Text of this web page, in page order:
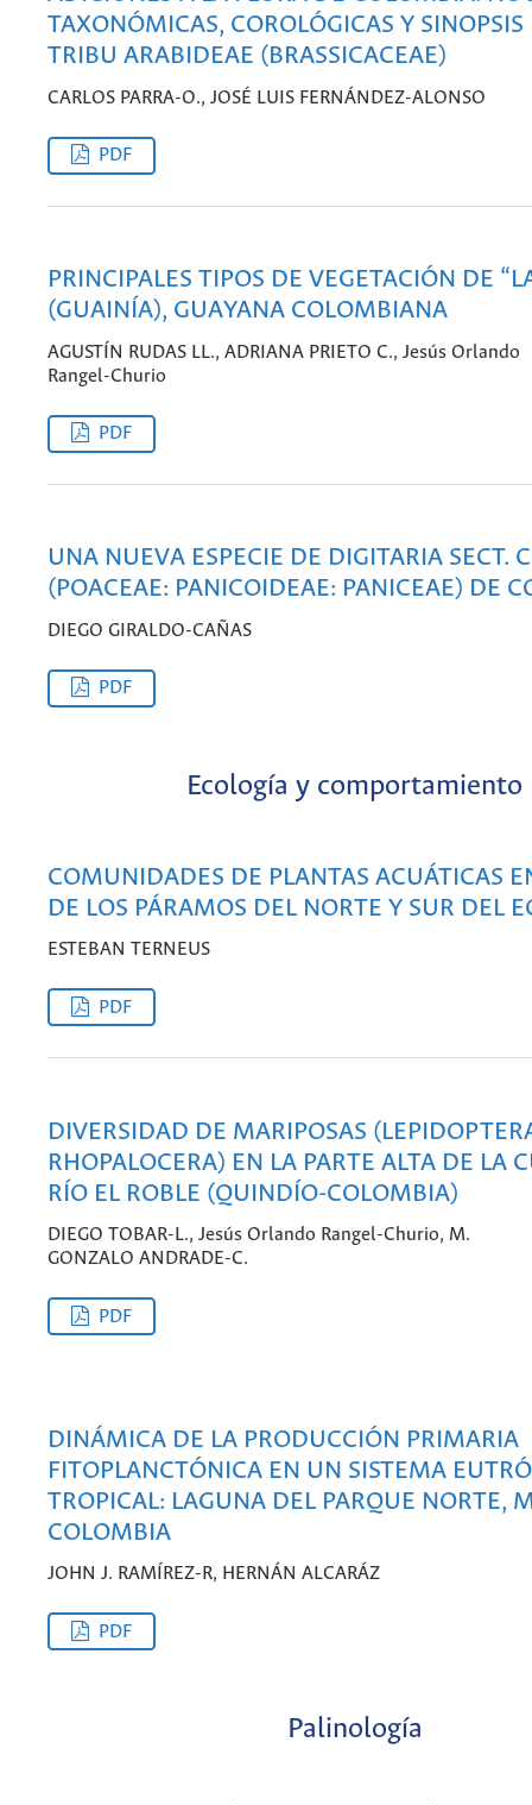
TAXONÓMICAS, COROLÓGICAS Y SINOPSIS
TRIBU ARABIDEAE (BRASSICACEAE)
CARLOS PARRA-O., JOSÉ LUIS FERNÁNDEZ-ALONSO
PDF
PRINCIPALES TIPOS DE VEGETACIÓN DE
(GUAINÍA), GUAYANA COLOMBIANA
AGUSTÍN RUDAS LL., ADRIANA PRIETO C., Jesús Orlando
Rangel-Churio
PDF
UNA NUEVA ESPECIE DE DIGITARIA SECT.
(POACEAE: PANICOIDEAE: PANICEAE) DE
DIEGO GIRALDO-CAÑAS
PDF
Ecología y comportamiento
COMUNIDADES DE PLANTAS ACUÁTICAS
DE LOS PÁRAMOS DEL NORTE Y SUR DEL
ESTEBAN TERNEUS
PDF
DIVERSIDAD DE MARIPOSAS
RHOPALOCERA) EN LA PARTE ALTA DE LA
RÍO EL ROBLE (QUINDÍO-COLOMBIA)
DIEGO TOBAR-L., Jesús Orlando Rangel-Churio, M.
GONZALO ANDRADE-C.
PDF
DINÁMICA DE LA PRODUCCIÓN PRIMARIA
FITOPLANCTÓNICA EN UN SISTEMA
TROPICAL: LAGUNA DEL PARQUE NORTE,
COLOMBIA
JOHN J. RAMÍREZ-R, HERNÁN ALCARÁZ
PDF
Palinología